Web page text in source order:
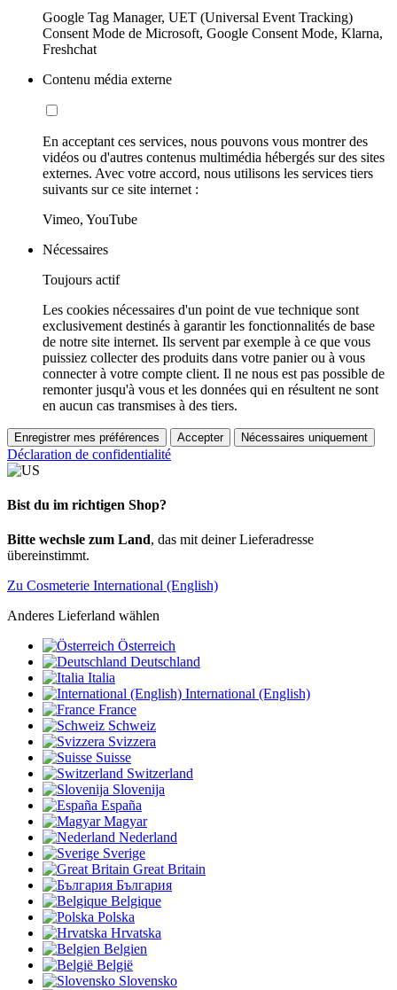
Google Tag Manager, UET (Universal Event Tracking)
Consent Mode de Microsoft, Google Consent Mode, Klarna,
Freshchat
Contenu média externe
En acceptant ces services, nous pouvons vous montrer des
vidéos ou d'autres contenus multimédia hébergés sur des sites
externes. Avec votre accord, nous utilisons les services tiers
suivants sur ce site internet :
Vimeo, YouTube
Nécessaires
Toujours actif
Les cookies nécessaires d'un point de vue technique sont
exclusivement destinés à garantir les fonctionnalités de base
de notre site internet. Ils servent par exemple à ce que vous
puissiez collecter des produits dans votre panier ou à vous
connecter à votre compte client. Il ne nous est pas possible de
remonter jusqu'à vous et les données qui en résultent ne sont
en aucun cas transmises à des tiers.
Enregistrer mes préférences Accepter Nécessaires uniquement
Déclaration de confidentialité
Bist du im richtigen Shop?
Bitte wechsle zum Land, das mit deiner Lieferadresse
übereinstimmt.
Zu Cosmeterie International (English)
Anderes Lieferland wählen
Österreich
Deutschland
Italia
International (English)
France
Schweiz
Svizzera
Suisse
Switzerland
Slovenija
España
Magyar
Nederland
Sverige
Great Britain
България
Belgique
Polska
Hrvatska
Belgien
België
Slovensko